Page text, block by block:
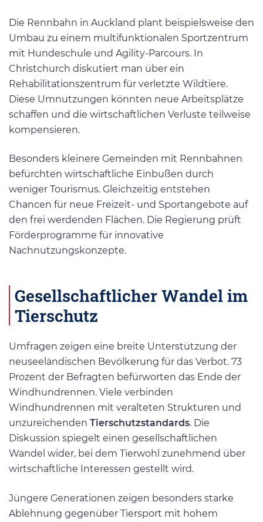
Die Rennbahn in Auckland plant beispielsweise den
Umbau zu einem multifunktionalen Sportzentrum
mit Hundeschule und Agility-Parcours. In
Christchurch diskutiert man über ein
Rehabilitationszentrum für verletzte Wildtiere.
Diese Umnutzungen könnten neue Arbeitsplätze
schaffen und die wirtschaftlichen Verluste teilweise
kompensieren.
Besonders kleinere Gemeinden mit Rennbahnen
befürchten wirtschaftliche Einbußen durch
weniger Tourismus. Gleichzeitig entstehen
Chancen für neue Freizeit- und Sportangebote auf
den frei werdenden Flächen. Die Regierung prüft
Förderprogramme für innovative
Nachnutzungskonzepte.
Gesellschaftlicher Wandel im
Tierschutz
Umfragen zeigen eine breite Unterstützung der
neuseeländischen Bevölkerung für das Verbot. 73
Prozent der Befragten befürworten das Ende der
Windhundrennen. Viele verbinden
Windhundrennen mit veralteten Strukturen und
unzureichenden Tierschutzstandards. Die
Diskussion spiegelt einen gesellschaftlichen
Wandel wider, bei dem Tierwohl zunehmend über
wirtschaftliche Interessen gestellt wird.
Jüngere Generationen zeigen besonders starke
Ablehnung gegenüber Tiersport mit hohem